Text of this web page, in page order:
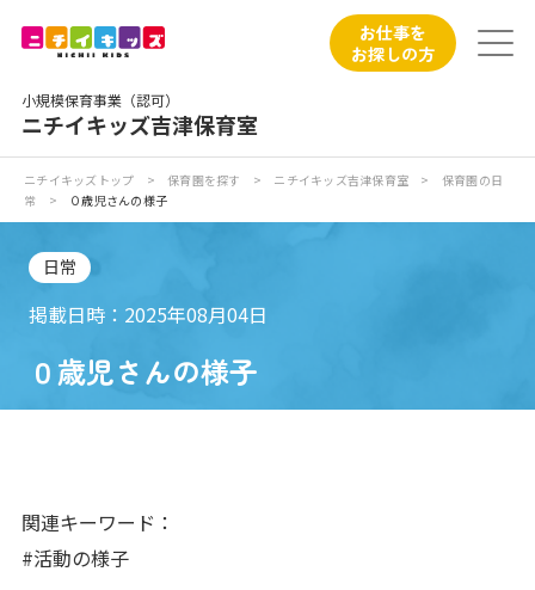
小規模保育事業（認可）
ニチイキッズ吉津保育室
お仕事を
お探しの方
ニチイが大切にしていること
お食事
入園の概要
写真販売サービス
ニチイキッズトップ > 保育園を探す > ニチイキッズ吉津保育室 >
保育園の日
常
> ０歳児さんの様子
日常
掲載日時：2025年08月04日
０歳児さんの様子
関連キーワード：
#活動の様子